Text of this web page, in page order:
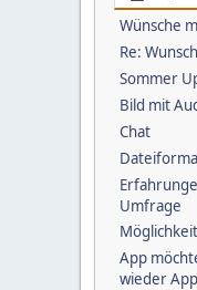
Wünsche
Re:
Sommer
Bild mit
Chat
Umfrage
App
wieder